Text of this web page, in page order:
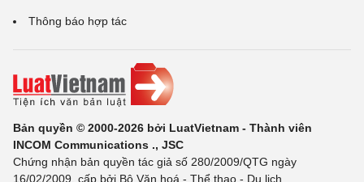
Thông báo hợp tác
Bản quyền © 2000-2026 bởi LuatVietnam - Thành viên
INCOM Communications ., JSC
Chứng nhận bản quyền tác giả số 280/2009/QTG ngày
16/02/2009, cấp bởi Bộ Văn hoá - Thể thao - Du lịch